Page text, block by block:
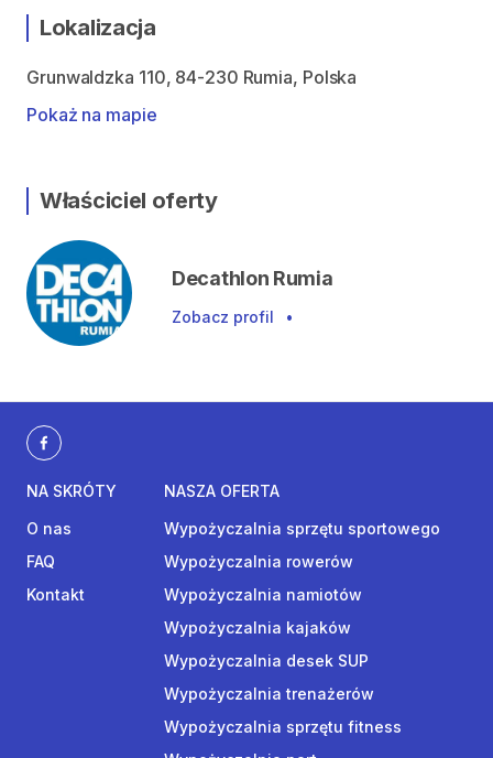
Lokalizacja
Grunwaldzka 110, 84-230 Rumia, Polska
Pokaż na mapie
Właściciel oferty
Decathlon Rumia
Zobacz profil •
NA SKRÓTY
O nas
FAQ
Kontakt
NASZA OFERTA
Wypożyczalnia sprzętu sportowego
Wypożyczalnia rowerów
Wypożyczalnia namiotów
Wypożyczalnia kajaków
Wypożyczalnia desek SUP
Wypożyczalnia trenażerów
Wypożyczalnia sprzętu fitness